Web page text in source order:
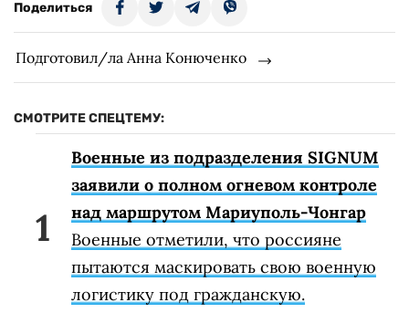
Поделиться
Подготовил/ла Анна Конюченко
СМОТРИТЕ СПЕЦТЕМУ:
Военные из подразделения SIGNUM
заявили о полном огневом контроле
над маршрутом Мариуполь-Чонгар
Военные отметили, что россияне
пытаются маскировать свою военную
логистику под гражданскую.